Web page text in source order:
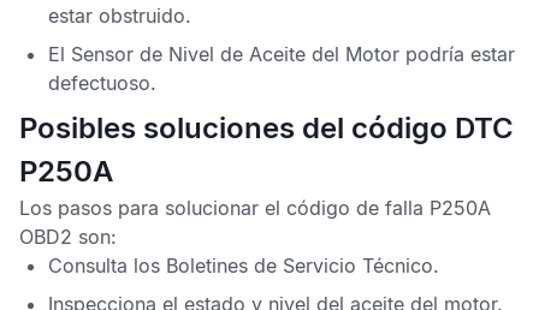
estar obstruido.
El Sensor de Nivel de Aceite del Motor podría estar
defectuoso.
Posibles soluciones del código DTC
P250A
Los pasos para solucionar el código de falla P250A
OBD2 son:
Consulta los Boletines de Servicio Técnico.
Inspecciona el estado y nivel del aceite del motor.